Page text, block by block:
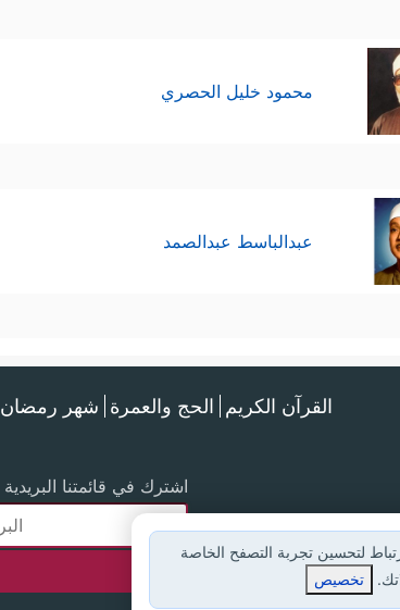
محمود خليل الحصري
عبدالباسط عبدالصمد
القرآن الكريم الحج والعمرة شهر رمضان
اشترك في قائمتنا البريدية
لتحسين تجربة التصفح الخاصة
تخصيص